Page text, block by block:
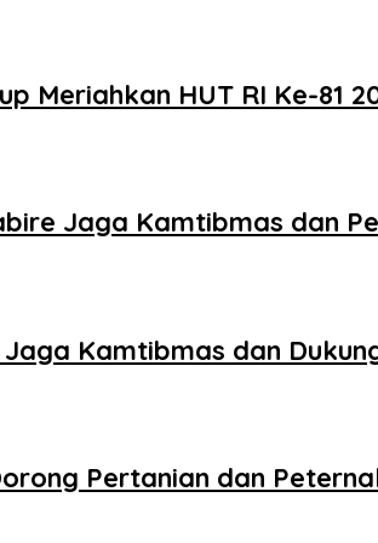
Meriahkan HUT RI Ke-81
Jaga Kamtibmas dan
Kamtibmas dan
Pertanian dan